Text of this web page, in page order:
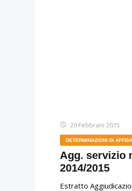
20 Febbraio 2015
DETERMINAZIONI DI
Agg. servizio
2014/2015
Estratto